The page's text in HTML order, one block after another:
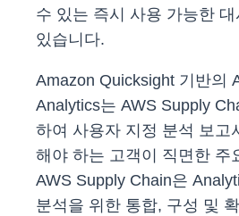
수 있는 즉시 사용 가능한
있습니다.
Amazon Quicksight 기반의
Analytics는 AWS Supply
하여 사용자 지정 분석 보고
해야 하는 고객이 직면한 주
AWS Supply Chain은
분석을 위한 통합, 구성 및